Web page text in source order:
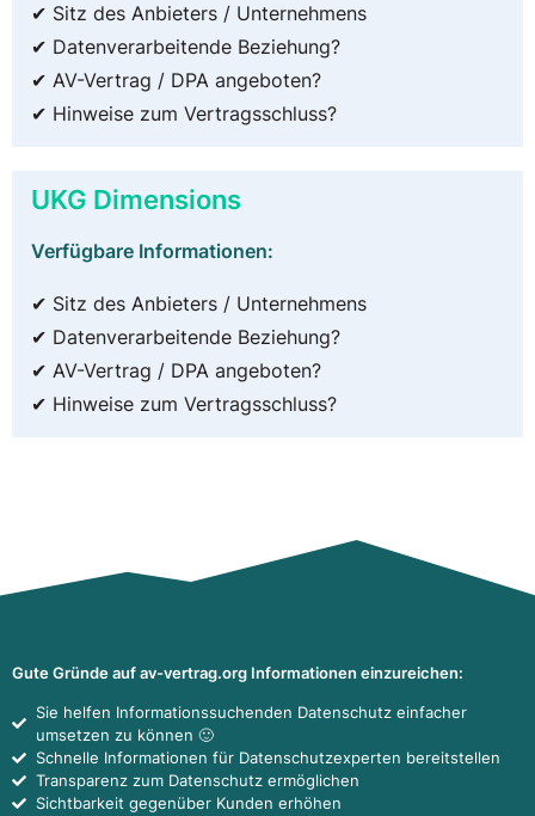
✔ Sitz des Anbieters / Unternehmens
✔ Datenverarbeitende Beziehung?
✔ AV-Vertrag / DPA angeboten?
✔ Hinweise zum Vertragsschluss?
UKG Dimensions
Verfügbare Informationen:
✔ Sitz des Anbieters / Unternehmens
✔ Datenverarbeitende Beziehung?
✔ AV-Vertrag / DPA angeboten?
✔ Hinweise zum Vertragsschluss?
Gute Gründe auf av-vertrag.org Informationen einzureichen:
Sie helfen Informationssuchenden Datenschutz einfacher
umsetzen zu können 🙂
Schnelle Informationen für Datenschutzexperten bereitstellen
Transparenz zum Datenschutz ermöglichen
Sichtbarkeit gegenüber Kunden erhöhen